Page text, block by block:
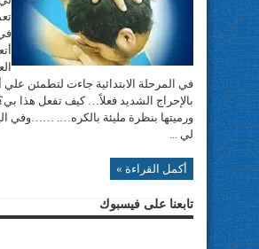
في المرحلة الابتدائية جاءت لتطمئن
بالإحراج الشديد فعلاً… كيف تفعل هذا بي؟
ورميتها بنظرة مليئة بالكره…. ……وفي
لي ...
أكمل القراءة »
تابعنا على فيسبوك